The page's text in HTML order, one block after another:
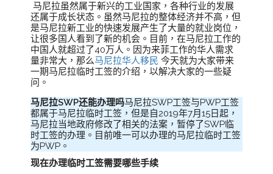
马尼拉虽然属于新兴的工业国家，各种行业的发展
还属于成长状态。虽然马尼拉的整体经济并不高，但
是马尼拉新工业的快速发展产生了大量的就业岗位，
让很多国人看到了新的机会。目前，在马尼拉工作的
中国人就超过了40万人。因为来菲工作的华人需求
量非常大，那么马尼拉华人移民 今天就为大家带来
一期马尼拉临时工签的介绍，以解决大家的一些疑
问。
马尼拉SWP还能办理吗马尼拉SWP工签与PWP工签
都属于马尼拉临时工签，但是自2019年7月15日起，
马尼拉当地政府修改了相关的法案，暂停了SWP临
时工签的办理。目前唯一可以办理的马尼拉临时工签
为PWP。
现在办理临时工签需要哪些手续